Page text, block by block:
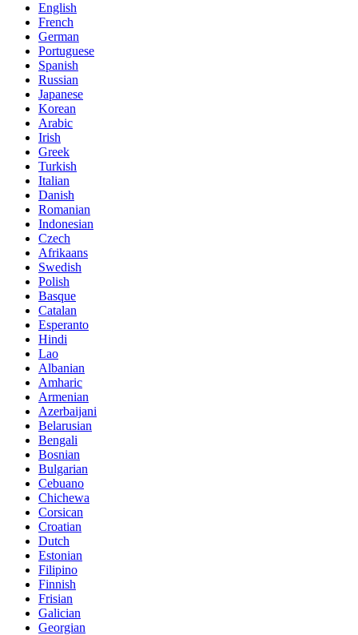
English
French
German
Portuguese
Spanish
Russian
Japanese
Korean
Arabic
Irish
Greek
Turkish
Italian
Danish
Romanian
Indonesian
Czech
Afrikaans
Swedish
Polish
Basque
Catalan
Esperanto
Hindi
Lao
Albanian
Amharic
Armenian
Azerbaijani
Belarusian
Bengali
Bosnian
Bulgarian
Cebuano
Chichewa
Corsican
Croatian
Dutch
Estonian
Filipino
Finnish
Frisian
Galician
Georgian